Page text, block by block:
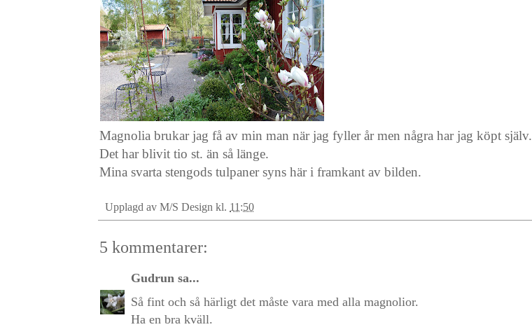
Magnolia brukar jag få av min man när jag fyller år men några har jag köpt själv.
Det har blivit tio st. än så länge.
Mina svarta stengods tulpaner syns här i framkant av bilden.
Upplagd av M/S Design kl. 11:50
5 kommentarer:
Gudrun sa...
Så fint och så härligt det måste vara med alla magnolior.
Ha en bra kväll.